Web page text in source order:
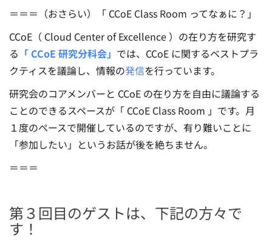
＝＝＝（おさらい）「 CCoE Class Room ってなぁに？」
CCoE（ Cloud Center of Excellence ）の在り方を研究す
る 「 CCoE 研究分科会」 では、CCoE に関するベストプラ
クティスを議論し、情報の発信を行っています。
研究会のコアメンバーと CCoE の在り方を自由に議論する
ことのできるスペースが「 CCoE Class Room 」です。月
１度のペースで開催しているのですが、有り難いことに
「参加したい」というお話が後を絶ちません。
＝＝＝
第３回目のゲストは、下記の方々で
す！